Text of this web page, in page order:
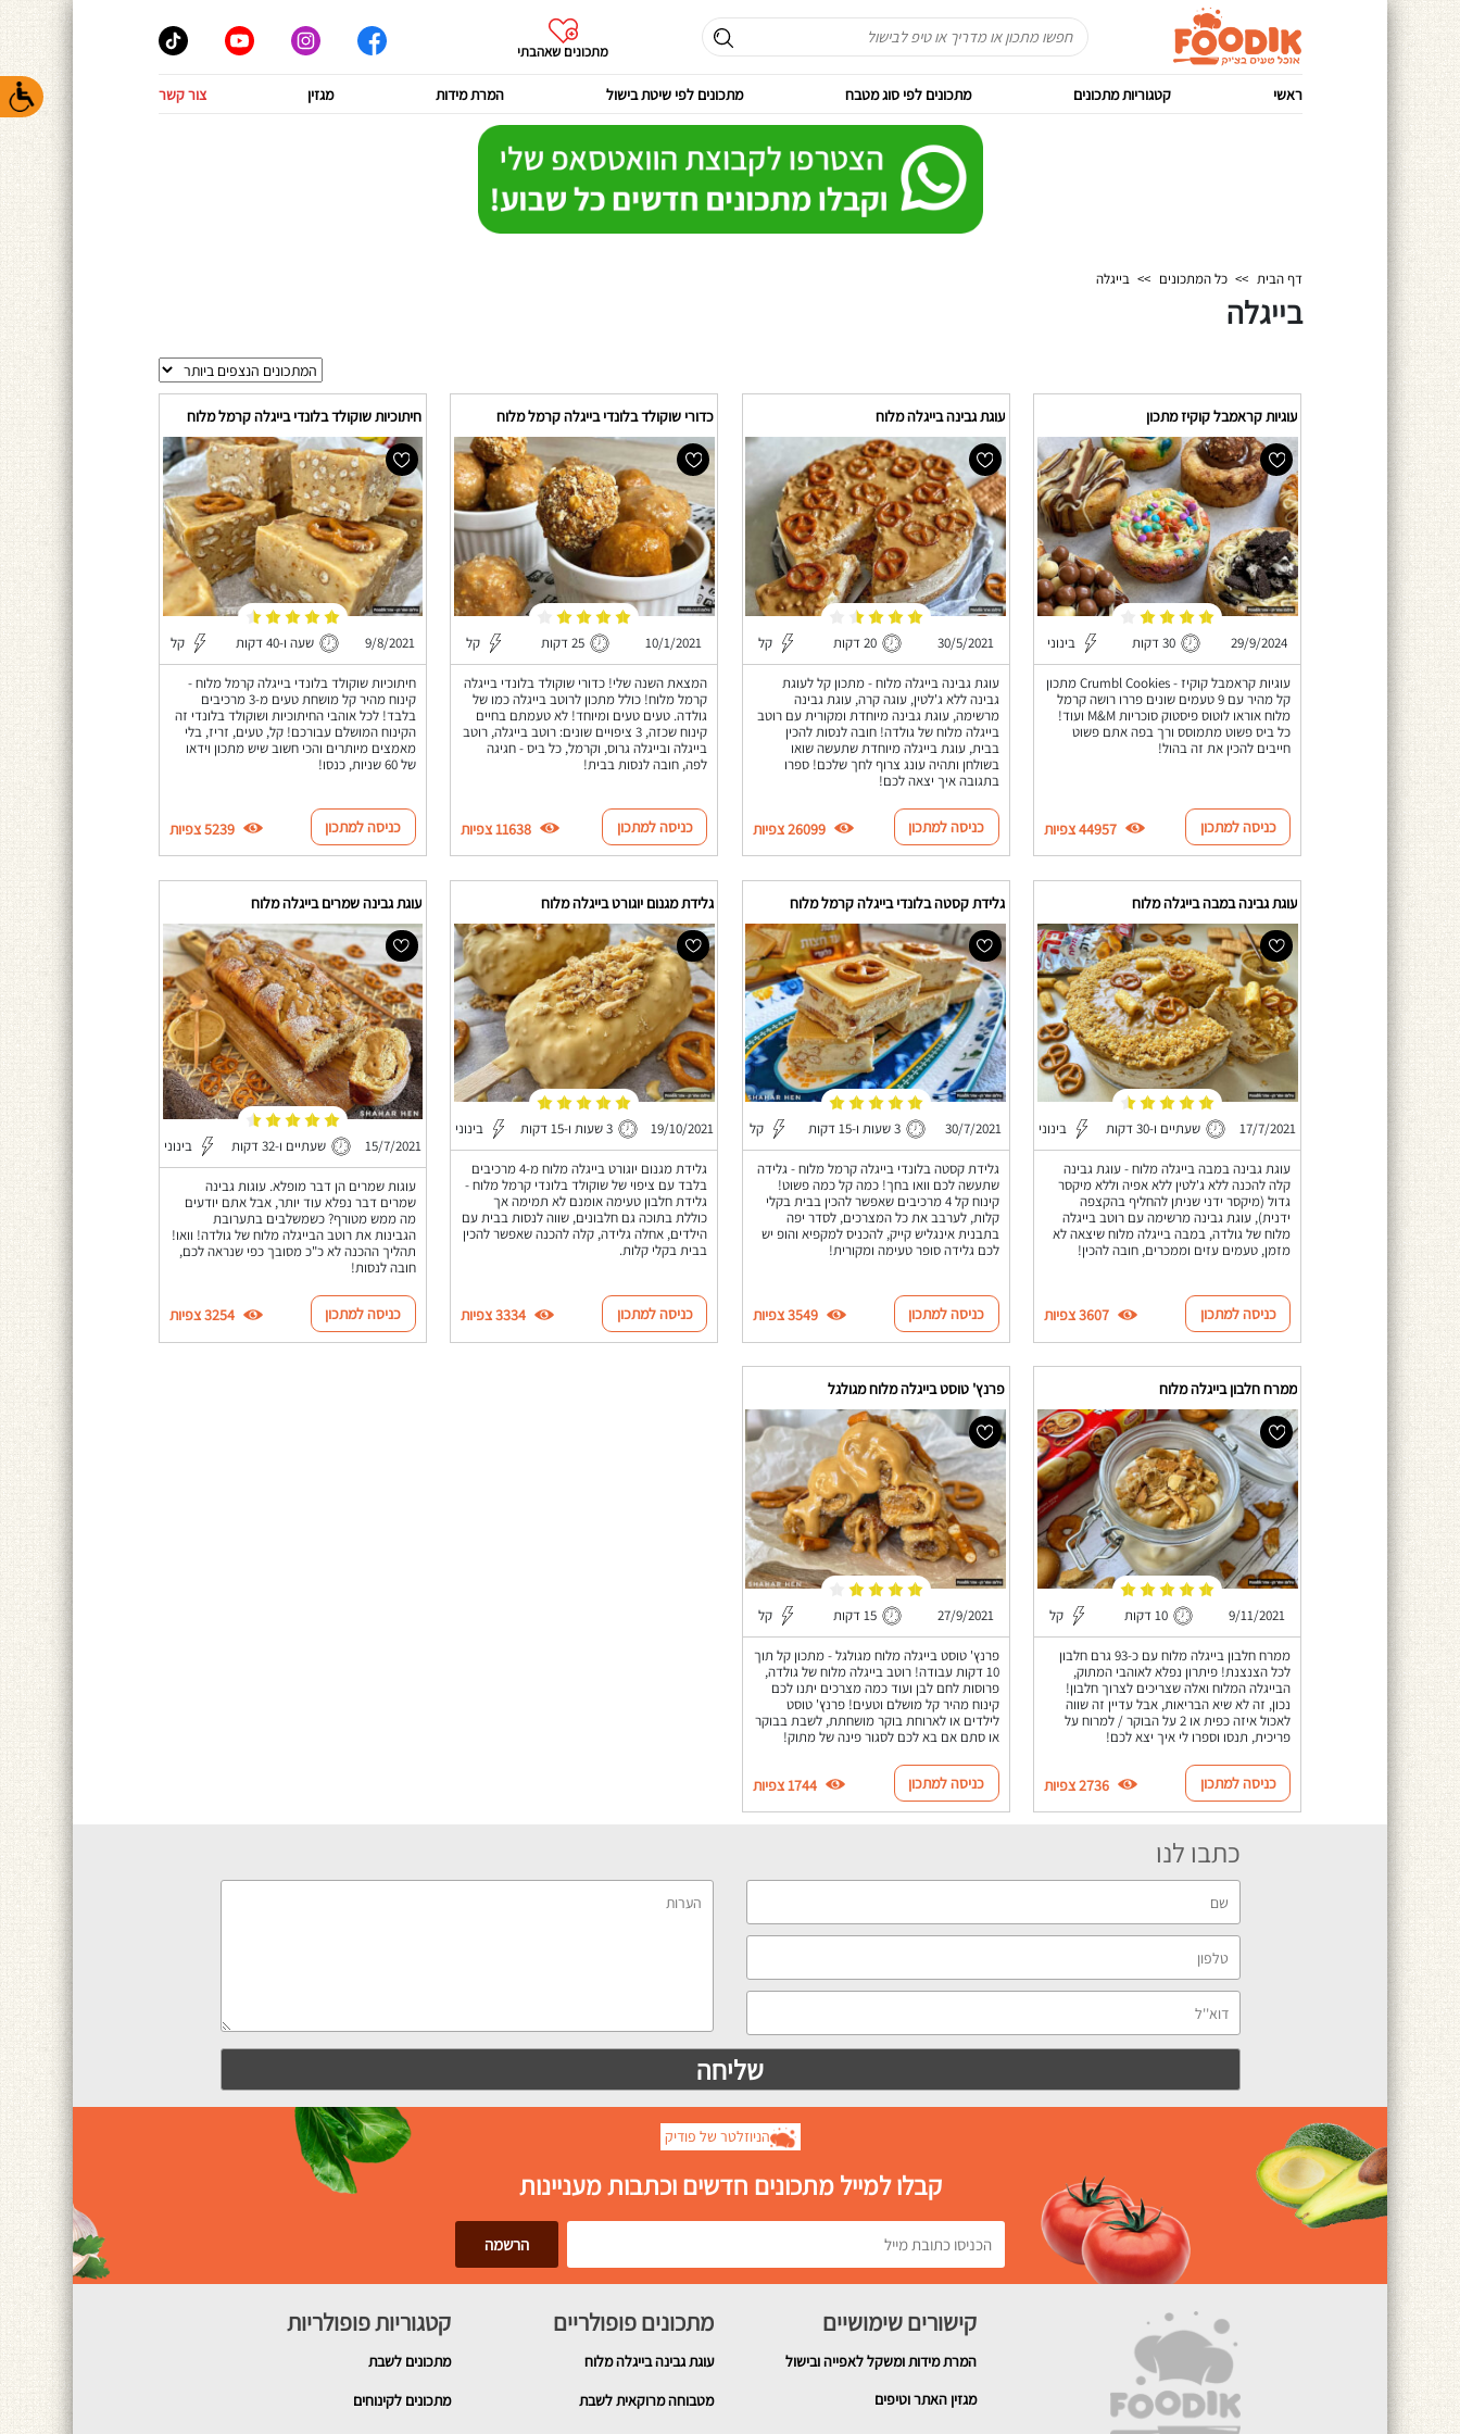
מתכונים שאהבתי
ראשי קטגוריות מתכונים מתכונים לפי סוג מטבח מתכונים לפי שיטת בישול המרת מידות מגזין צור קשר
דף הבית >> כל המתכונים >> בייגלה
בייגלה
עוגיות קראמבל קוקיז מתכון
29/9/2024 30 דקות בינוני
עוגיות קראמבל קוקיז - Crumbl Cookies מתכון
קל מהיר עם 9 טעמים שונים פררו רושה קרמל
מלוח אוראו לוטוס פיסטוק סוכריות M&M ועוד!
כל ביס פשוט מתמוסס ורך בפה אתם פשוט
חייבים להכין את זה בהול!
כניסה למתכון 44957 צפיות
עוגת גבינה בייגלה מלוח
30/5/2021 20 דקות קל
עוגת גבינה בייגלה מלוח - מתכון קל לעוגת
גבינה ללא ג'לטין, עוגה קרה, עוגת גבינה
מרשימה, עוגת גבינה מיוחדת ומקורית עם רוטב
בייגלה מלוח של גולדה! חובה לנסות להכין
בבית, עוגת בייגלה מיוחדת שתעשה שואו
בשולחן ותהיה עונג צרוף לחך שלכם! ספרו
בתגובה איך יצאה לכם!
כניסה למתכון 26099 צפיות
כדורי שוקולד בלונדי בייגלה קרמל מלוח
10/1/2021 25 דקות קל
המצאת השנה שלי! כדורי שוקולד בלונדי בייגלה
קרמל מלוח! כולל מתכון לרוטב בייגלה כמו של
גולדה. טעים טעים ומיוחד! לא טעמתם בחיים
קינוח שכזה, 3 ציפויים שונים: רוטב בייגלה, רוטב
בייגלה ובייגלה גרוס, וקרמל, כל ביס - חגיגה
לפה, חובה לנסות בבית!
כניסה למתכון 11638 צפיות
חיתוכיות שוקולד בלונדי בייגלה קרמל מלוח
9/8/2021 שעה ו-40 דקות קל
חיתוכיות שוקולד בלונדי בייגלה קרמל מלוח -
קינוח מהיר קל מושחת טעים מ-3 מרכיבים
בלבד! לכל אוהבי החיתוכיות ושוקולד בלונדי זה
הקינוח המושלם עבורכם! קל, טעים, זריז, בלי
מאמצים מיותרים והכי חשוב שיש מתכון וידאו
של 60 שניות, כנסו!
כניסה למתכון 5239 צפיות
עוגת גבינה במבה בייגלה מלוח
17/7/2021 שעתיים ו-30 דקות בינוני
עוגת גבינה במבה בייגלה מלוח - עוגת גבינה
קלה להכנה ללא ג'לטין ללא אפיה וללא מיקסר
גדול (מיקסר ידני שניתן להחליף בהקצפה
ידנית), עוגת גבינה מרשימה עם רוטב בייגלה
מלוח של גולדה, במבה בייגלה מלוח שיצאה לא
מזמן, טעמים עזים וממכרים, חובה להכין!
כניסה למתכון 3607 צפיות
גלידת קסטה בלונדי בייגלה קרמל מלוח
30/7/2021 3 שעות ו-15 דקות קל
גלידת קסטה בלונדי בייגלה קרמל מלוח - גלידה
שתעשה לכם וואו בחך! כמה קל כמה פשוט!
קינוח קל 4 מרכיבים שאפשר להכין בבית בקלי
קלות, לערבב את כל המצרכים, לסדר יפה
בתבנית אינגליש קייק, להכניס למקפיא והופ יש
לכם גלידה סופר טעימה ומקורית!
כניסה למתכון 3549 צפיות
גלידת מגנום יוגורט בייגלה מלוח
19/10/2021 3 שעות ו-15 דקות בינוני
גלידת מגנום יוגורט בייגלה מלוח מ-4 מרכיבים
בלבד עם ציפוי של שוקולד בלונדי קרמל מלוח -
גלידת חלבון טעימה אומנם לא תמימה אך
כוללת בתוכה גם חלבונים, שווה לנסות בבית עם
הילדים, אחלה גלידה, קלה להכנה שאפשר להכין
בבית בקלי קלות.
כניסה למתכון 3334 צפיות
עוגת גבינה שמרים בייגלה מלוח
15/7/2021 שעתיים ו-32 דקות בינוני
עוגות שמרים הן דבר מופלא. עוגות גבינה
שמרים דבר נפלא עוד יותר, אבל אתם יודעים
מה ממש מטורף? כשמשלבים בתערובת
הגבינות את רוטב הבייגלה מלוח של גולדה! וואו!
תהליך ההכנה לא כ"כ מסובך כפי שנראה לכם,
חובה לנסות!
כניסה למתכון 3254 צפיות
ממרח חלבון בייגלה מלוח
9/11/2021 10 דקות קל
ממרח חלבון בייגלה מלוח עם כ-93 גרם חלבון
לכל הצנצנת! פיתרון נפלא לאוהבי המתוק,
הבייגלה המלוח ואלה שצריכים לצרוך חלבון!
נכון, זה לא שיא הבריאות, אבל עדיין זה שווה
לאכול איזה כפית או 2 על הבוקר / למרוח על
פריכית, תנסו וספרו לי איך יצא לכם!
כניסה למתכון 2736 צפיות
פרנץ' טוסט בייגלה מלוח מגולגל
27/9/2021 15 דקות קל
פרנץ' טוסט בייגלה מלוח מגולגל - מתכון קל תוך
10 דקות עבודה! רוטב בייגלה מלוח של גולדה,
פרוסות לחם לבן ועוד כמה מצרכים יתנו לכם
קינוח מהיר קל מושלם וטעים! פרנץ' טוסט
לילדים או לארוחת בוקר מושחתת, לשבת בבוקר
או סתם אם בא לכם לסגור פינה של מתוק!
כניסה למתכון 1744 צפיות
כתבו לנו
הניוזלטר של פודיק
קבלו למייל מתכונים חדשים וכתבות מעניינות
קישורים שימושיים
המרת מידות ומשקל לאפייה ובישול
מגזין האתר וטיפים
מתכונים פופולריים
עוגת גבינה בייגלה מלוח
מטבוחה מרוקאית לשבת
קטגוריות פופולריות
מתכונים לשבת
מתכונים לקינוחים